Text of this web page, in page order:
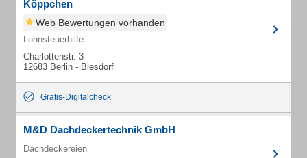
Köppchen
Web Bewertungen vorhanden
Lohnsteuerhilfe
Charlottenstr. 3
12683 Berlin - Biesdorf
Gratis-Digitalcheck
M&D Dachdeckertechnik GmbH
Dachdeckereien